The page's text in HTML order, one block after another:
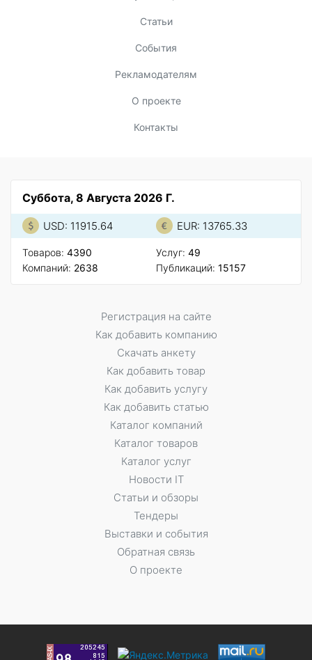
Статьи
События
Рекламодателям
О проекте
Контакты
Суббота, 8 Августа 2026 Г.
USD: 11915.64 EUR: 13765.33
Товаров: 4390
Компаний: 2638
Услуг: 49
Публикаций: 15157
Регистрация на сайте
Как добавить компанию
Скачать анкету
Как добавить товар
Как добавить услугу
Как добавить статью
Каталог компаний
Каталог товаров
Каталог услуг
Новости IT
Статьи и обзоры
Тендеры
Выставки и события
Обратная связь
О проекте